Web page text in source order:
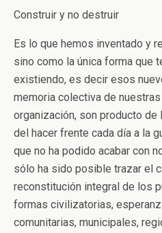
Construir y no destruir
Es lo que hemos inventado y
sino como la única forma que
existiendo, es decir esos
memoria colectiva de
organización, son producto
del hacer frente cada día a la
que no ha podido acabar con
sólo ha sido posible trazar el
reconstitución integral de los
formas civilizatorias,
comunitarias, municipales,